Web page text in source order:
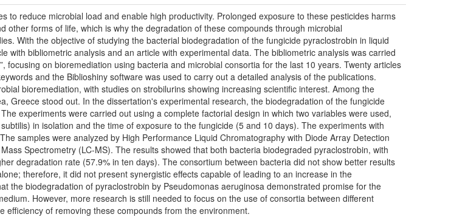
to reduce microbial load and enable high productivity. Prolonged exposure to these pesticides harms
other forms of life, which is why the degradation of these compounds through microbial
With the objective of studying the bacterial biodegradation of the fungicide pyraclostrobin in liquid
with bibliometric analysis and an article with experimental data. The bibliometric analysis was carried
focusing on bioremediation using bacteria and microbial consortia for the last 10 years. Twenty articles
and the Biblioshiny software was used to carry out a detailed analysis of the publications.
bioremediation, with studies on strobilurins showing increasing scientific interest. Among the
Greece stood out. In the dissertation's experimental research, the biodegradation of the fungicide
experiments were carried out using a complete factorial design in which two variables were used,
in isolation and the time of exposure to the fungicide (5 and 10 days). The experiments with
samples were analyzed by High Performance Liquid Chromatography with Diode Array Detection
Spectrometry (LC-MS). The results showed that both bacteria biodegraded pyraclostrobin, with
degradation rate (57.9% in ten days). The consortium between bacteria did not show better results
therefore, it did not present synergistic effects capable of leading to an increase in the
the biodegradation of pyraclostrobin by Pseudomonas aeruginosa demonstrated promise for the
However, more research is still needed to focus on the use of consortia between different
efficiency of removing these compounds from the environment.